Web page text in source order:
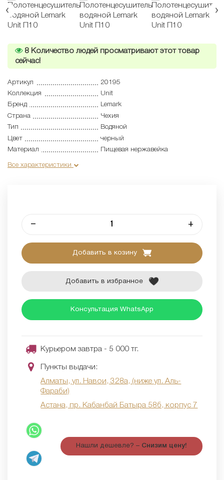
8 Количество людей просматривают этот товар
сейчас!
Артикул
20195
Коллекция
Unit
Бренд
Lemark
Страна
Чехия
Тип
Водяной
Цвет
черный
Материал
Пищевая нержавейка
Все характеристики
– +
Добавить в козину
Добавить в избранное
Консультация WhatsApp
Курьером завтра - 5 000 тг.
Пункты выдачи:
Алматы, ул. Навои, 328а, (ниже ул. Аль-
Фараби)
Астана, пр. Кабанбай Батыра 58б, корпус 7
Нашли дешевле? – Снизим цену!